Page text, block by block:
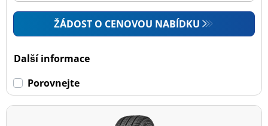
ŽÁDOST O CENOVOU NABÍDKU
Další informace
Porovnejte